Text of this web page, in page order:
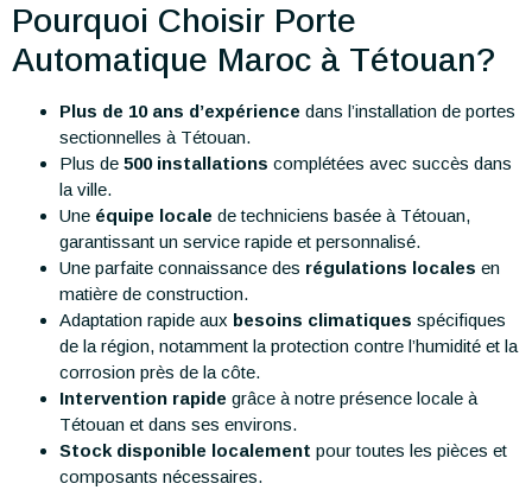
Pourquoi Choisir Porte
Automatique Maroc à Tétouan?
Plus de 10 ans d’expérience dans l’installation de portes
sectionnelles à Tétouan.
Plus de 500 installations complétées avec succès dans
la ville.
Une équipe locale de techniciens basée à Tétouan,
garantissant un service rapide et personnalisé.
Une parfaite connaissance des régulations locales en
matière de construction.
Adaptation rapide aux besoins climatiques spécifiques
de la région, notamment la protection contre l’humidité et la
corrosion près de la côte.
Intervention rapide grâce à notre présence locale à
Tétouan et dans ses environs.
Stock disponible localement pour toutes les pièces et
composants nécessaires.